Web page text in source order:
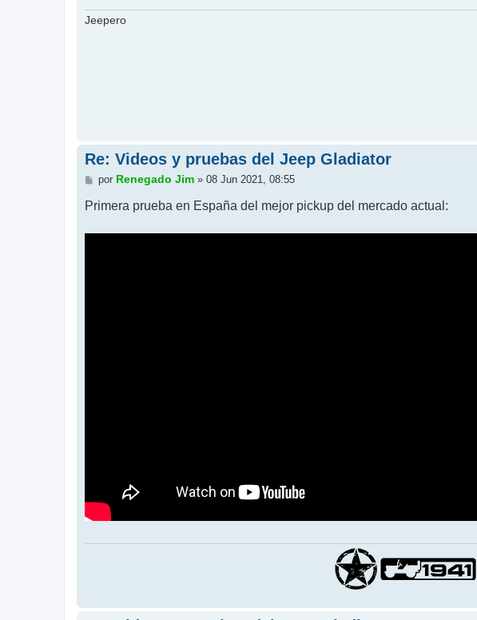
e
Jeepero
Re: Videos y pruebas del Jeep Gladiator
M
n
por Renegado Jim» 08 Jun 2021, 08:55
Primera prueba en España del mejor pickup del mercado actual: